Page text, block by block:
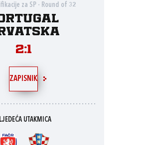
za SP - Round of 32
2:1
ZAPISNIK
UTAKMICA